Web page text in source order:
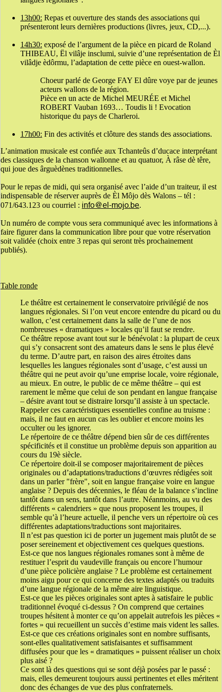
13h00: Repas et ouverture des stands des associations qui
présenteront leurs dernières productions (livres, jeux, CD,...).
14h30: exposé de l’argument de la pièce en picard de Roland
THIBEAU, Ël vilâje insclumi, suivie d’une représentation de Èl
vilâdje èdôrmu, l’adaptation de cette pièce en ouest-wallon.
Choeur parlé de George FAY El dûre voye par de jeunes
acteurs wallons de la région.
Pièce en un acte de Michel MEURÉE et Michel
ROBERT Vauban 1693… Toudis li ! Evocation
historique du pays de Charleroi.
17h00: Fin des activités et clôture des stands des associations.
L’animation musicale est confiée aux Tchanteûs d’ducace interprétant
des classiques de la chanson wallonne et au quatuor, À râse dè têre,
qui joue des ârguèdènes traditionnelles.
Pour le repas de midi, qui sera organisé avec l’aide d’un traiteur, il est
indispensable de réserver auprès de Èl Môjo dès Walons – tél :
071/643.123 ou courriel : info@el-mojo.be.
Un numéro de compte vous sera communiqué avec les informations à
faire figurer dans la communication libre pour que votre réservation
soit validée (choix entre 3 repas qui seront très prochainement
publiés).
Table ronde
Le théâtre est certainement le conservatoire privilégié de nos
langues régionales. Si l’on veut encore entendre du picard ou du
wallon, c’est certainement dans la salle de l’une de nos
nombreuses « dramatiques » locales qu’il faut se rendre.
Ce théâtre repose avant tout sur le bénévolat : la plupart de ceux
qui s’y consacrent sont des amateurs dans le sens le plus élevé
du terme. D’autre part, en raison des aires étroites dans
lesquelles les langues régionales sont d’usage, c’est aussi un
théâtre qui ne peut avoir qu’une emprise locale, voire régionale,
au mieux. En outre, le public de ce même théâtre – qui est
rarement le même que celui de son pendant en langue française
– désire avant tout se distraire lorsqu’il assiste à un spectacle.
Rappeler ces caractéristiques essentielles confine au truisme :
mais, il ne faut en aucun cas les oublier et encore moins les
occulter ou les ignorer.
Le répertoire de ce théâtre dépend bien sûr de ces différentes
spécificités et il constitue un problème depuis son apparition au
cours du 19è siècle.
Ce répertoire doit-il se composer majoritairement de pièces
originales ou d’adaptations/traductions d’œuvres rédigées soit
dans un parler "frère", soit en langue française voire en langue
anglaise ? Depuis des décennies, le fléau de la balance s’incline
tantôt dans un sens, tantôt dans l’autre. Néanmoins, au vu des
différents « calendriers » que nous proposent les troupes, il
semble qu’à l’heure actuelle, il penche vers un répertoire où ces
différentes adaptations/traductions sont majoritaires.
Il n’est pas question ici de porter un jugement mais plutôt de se
poser sereinement et objectivement ces quelques questions.
Est-ce que nos langues régionales romanes sont à même de
restituer l’esprit du vaudeville français ou encore l’humour
d’une pièce policière anglaise ? Le problème est certainement
moins aigu pour ce qui concerne des textes adaptés ou traduits
d’une langue régionale de la même aire linguistique.
Est-ce que les pièces originales sont aptes à satisfaire le public
traditionnel évoqué ci-dessus ? On comprend que certaines
troupes hésitent à monter ce qu’on appelait autrefois les pièces «
fortes » qui recueillent un succès d’estime mais vident les salles.
Est-ce que ces créations originales sont en nombre suffisants,
sont-elles qualitativement satisfaisantes et suffisamment
diffusées pour que les « dramatiques » puissent réaliser un choix
plus aisé ?
Ce sont là des questions qui se sont déjà posées par le passé :
mais, elles demeurent toujours aussi pertinentes et elles méritent
donc des échanges de vue des plus confraternels.